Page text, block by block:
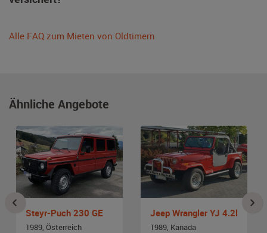
Alle FAQ zum Mieten von Oldtimern
Ähnliche Angebote
Steyr-Puch 230 GE
1989, Österreich
Jeep Wrangler YJ 4.2l
1989, Kanada